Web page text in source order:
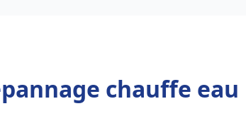
chauffe eau